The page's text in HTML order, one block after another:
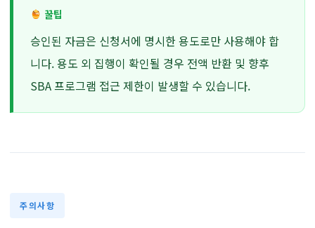
꿀팁
승인된 자금은 신청서에 명시한 용도로만 사용해야 합
니다. 용도 외 집행이 확인될 경우 전액 반환 및 향후
SBA 프로그램 접근 제한이 발생할 수 있습니다.
주의사항